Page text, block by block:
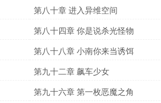
第八十章 进入异维空间
第八十四章 你是说杀光怪物
第八十八章 小南你来当诱饵
第九十二章 飙车少女
第九十六章 第一枚恶魔之角